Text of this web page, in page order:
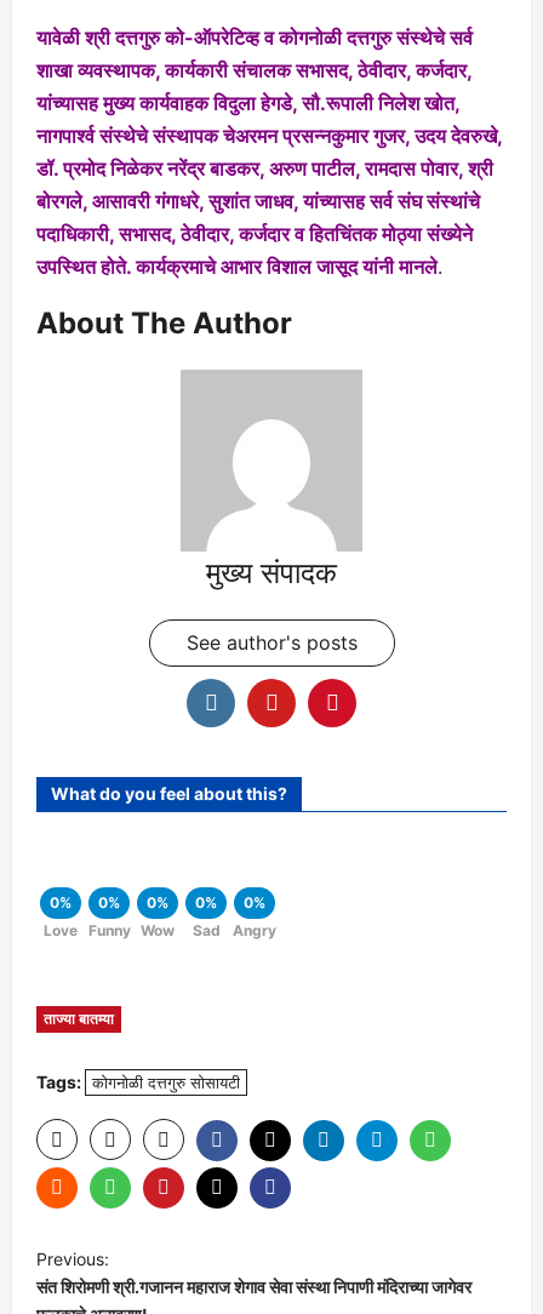
यावेळी श्री दत्तगुरु को-ऑपरेटिव्ह व कोगनोळी दत्तगुरु संस्थेचे सर्व
शाखा व्यवस्थापक, कार्यकारी संचालक सभासद, ठेवीदार, कर्जदार,
यांच्यासह मुख्य कार्यवाहक विदुला हेगडे, सौ.रूपाली निलेश खोत,
नागपार्श्व संस्थेचे संस्थापक चेअरमन प्रसन्नकुमार गुजर, उदय देवरुखे,
डॉ. प्रमोद निळेकर नरेंद्र बाडकर, अरुण पाटील, रामदास पोवार, श्री
बोरगले, आसावरी गंगाधरे, सुशांत जाधव, यांच्यासह सर्व संघ संस्थांचे
पदाधिकारी, सभासद, ठेवीदार, कर्जदार व हितचिंतक मोठ्या संख्येने
उपस्थित होते.कार्यक्रमाचे आभार विशाल जासूद यांनी मानले.
About The Author
मुख्य संपादक
See author's posts
What do you feel about this?
0%
Love
0%
Funny
0%
Wow
0%
Sad
0%
Angry
ताज्या बातम्या
Tags: कोगनोळी दत्तगुरु सोसायटी
P
Previous:
संत शिरोमणी श्री.गजानन महाराज शेगाव सेवा संस्था निपाणी मंदिराच्या जागेवर